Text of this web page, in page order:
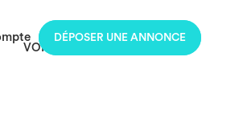
DÉPOSER UNE ANNONCE
VOIR TOUTES LES PHOTOS